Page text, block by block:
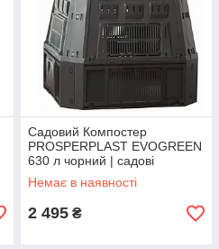
Садовий Компостер
PROSPERPLAST EVOGREEN
630 л чорний | садові
компостери | контейнер для
компосту Польща
Немає в наявності
2 495 ₴